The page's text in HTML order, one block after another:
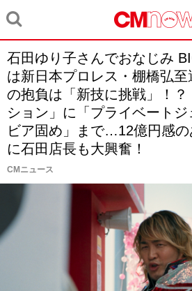
石田ゆり子さんでおなじみ
は新日本プロレス・棚橋弘
の抱負は「新技に挑戦」！
ション」に「プライベート
ビア固め」まで…12億円感
に石田店長も大興奮！
CMニュース